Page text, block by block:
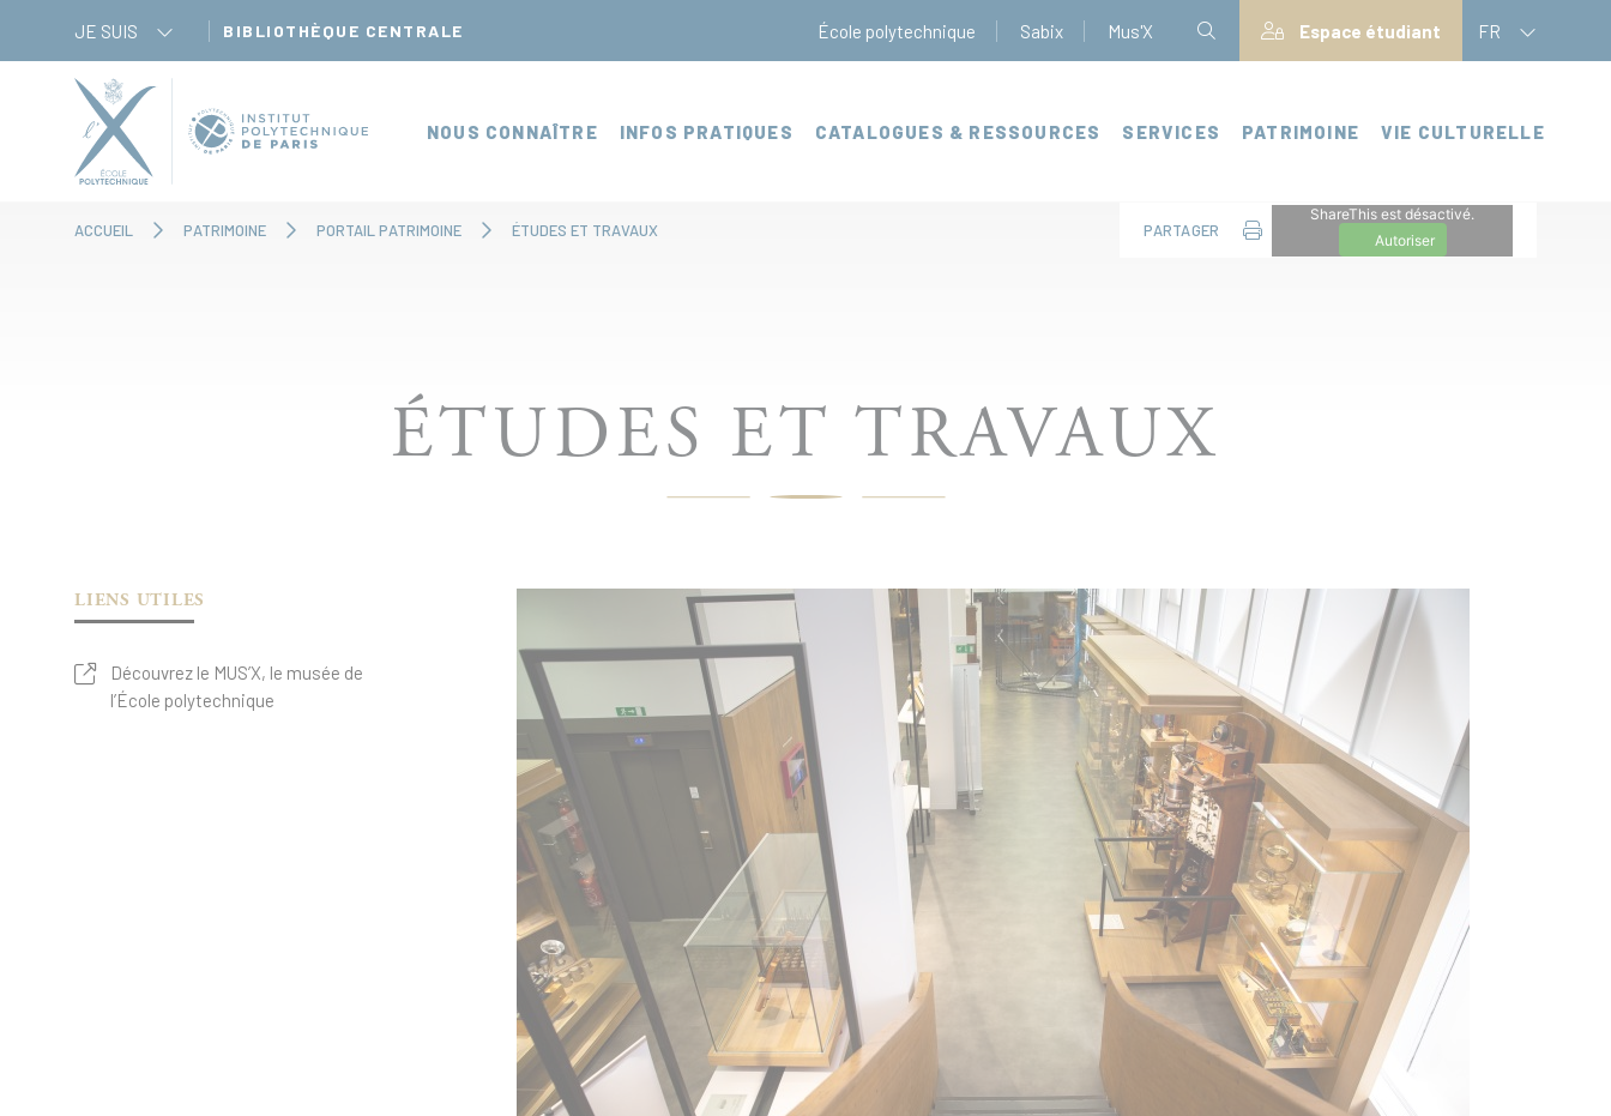
JE SUIS BIBLIOTHÈQUE CENTRALE École polytechnique Sabix Mus'X Espace étudiant FR
NOUS CONNAÎTRE INFOS PRATIQUES CATALOGUES & RESSOURCES SERVICES PATRIMOINE VIE CULTURELLE
ACCUEIL PATRIMOINE PORTAIL PATRIMOINE ÉTUDES ET TRAVAUX PARTAGER
ShareThis est désactivé.
Autoriser
ÉTUDES ET TRAVAUX
LIENS UTILES
Découvrez le MUS’X, le musée de
l’École polytechnique
Panneau de gestion des cookies